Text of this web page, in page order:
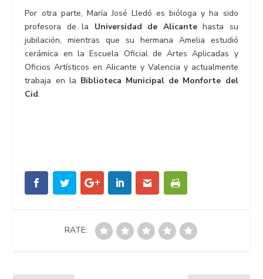
Por otra parte, María José Lledó es bióloga y ha sido
profesora de la Universidad de Alicantehasta su
jubilación, mientras que su hermana Amelia estudió
cerámica en la Escuela Oficial de Artes Aplicadas y
Oficios Artísticos en Alicante y Valencia y actualmente
trabaja en la Biblioteca Municipal de Monforte del
Cid.
RATE: